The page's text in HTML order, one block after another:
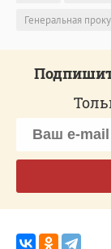
Генеральная